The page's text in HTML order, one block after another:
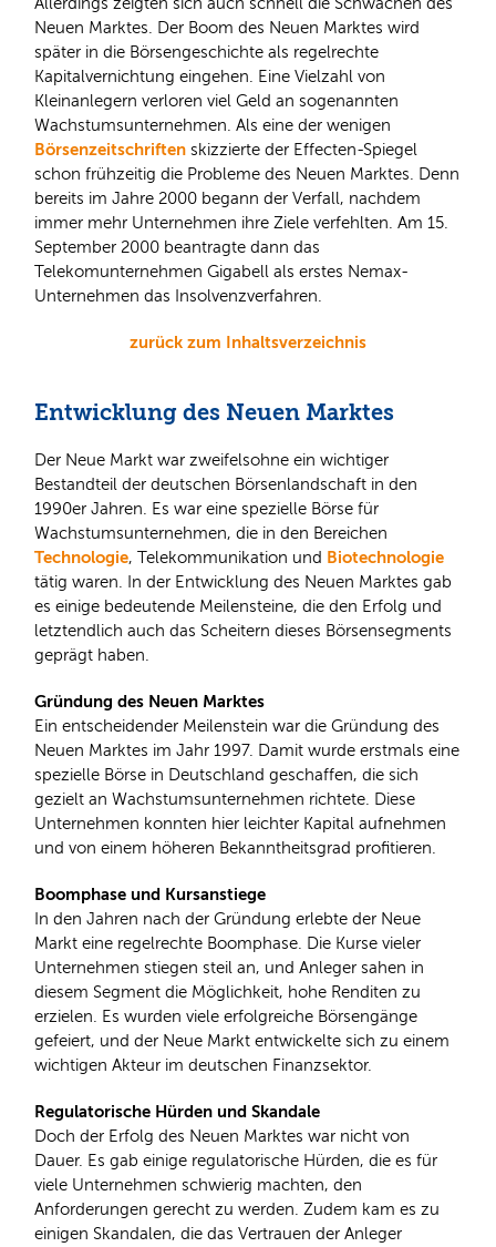
Neuen Marktes. Der Boom des Neuen Marktes wird
später in die Börsengeschichte als regelrechte
Kapitalvernichtung eingehen. Eine Vielzahl von
Kleinanlegern verloren viel Geld an sogenannten
Wachstumsunternehmen. Als eine der wenigen
Börsenzeitschriften skizzierte der Effecten-Spiegel
schon frühzeitig die Probleme des Neuen Marktes. Denn
bereits im Jahre 2000 begann der Verfall, nachdem
immer mehr Unternehmen ihre Ziele verfehlten. Am 15.
September 2000 beantragte dann das
Telekomunternehmen Gigabell als erstes Nemax-
Unternehmen das Insolvenzverfahren.
zurück zum Inhaltsverzeichnis
Entwicklung des Neuen Marktes
Der Neue Markt war zweifelsohne ein wichtiger
Bestandteil der deutschen Börsenlandschaft in den
1990er Jahren. Es war eine spezielle Börse für
Wachstumsunternehmen, die in den Bereichen
Technologie, Telekommunikation und Biotechnologie
tätig waren. In der Entwicklung des Neuen Marktes gab
es einige bedeutende Meilensteine, die den Erfolg und
letztendlich auch das Scheitern dieses Börsensegments
geprägt haben.
Gründung des Neuen Marktes
Ein entscheidender Meilenstein war die Gründung des
Neuen Marktes im Jahr 1997. Damit wurde erstmals eine
spezielle Börse in Deutschland geschaffen, die sich
gezielt an Wachstumsunternehmen richtete. Diese
Unternehmen konnten hier leichter Kapital aufnehmen
und von einem höheren Bekanntheitsgrad profitieren.
Boomphase und Kursanstiege
In den Jahren nach der Gründung erlebte der Neue
Markt eine regelrechte Boomphase. Die Kurse vieler
Unternehmen stiegen steil an, und Anleger sahen in
diesem Segment die Möglichkeit, hohe Renditen zu
erzielen. Es wurden viele erfolgreiche Börsengänge
gefeiert, und der Neue Markt entwickelte sich zu einem
wichtigen Akteur im deutschen Finanzsektor.
Regulatorische Hürden und Skandale
Doch der Erfolg des Neuen Marktes war nicht von
Dauer. Es gab einige regulatorische Hürden, die es für
viele Unternehmen schwierig machten, den
Anforderungen gerecht zu werden. Zudem kam es zu
einigen Skandalen, die das Vertrauen der Anleger